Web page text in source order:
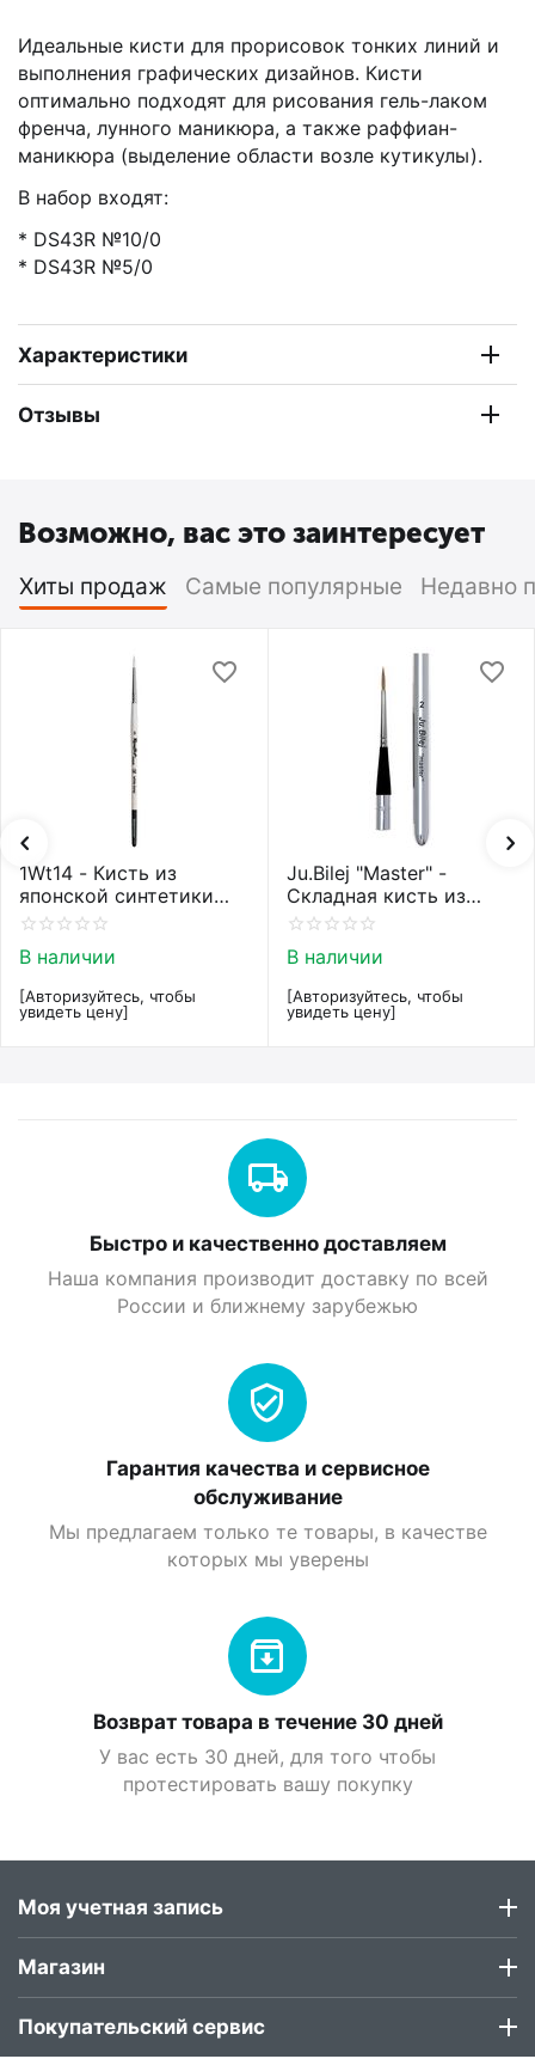
Идеальные кисти для прорисовок тонких линий и
выполнения графических дизайнов. Кисти
оптимально подходят для рисования гель-лаком
френча, лунного маникюра, а также раффиан-
маникюра (выделение области возле кутикулы).
В набор входят:
* DS43R №10/0
* DS43R №5/0
Характеристики
Отзывы
Возможно, вас это заинтересует
Хиты продаж Самые популярные Недавно
1Wt14 - Кисть из
японской синтетики
Roubloff restyle White
В наличии
[Авторизуйтесь, чтобы
увидеть цену]
Ju.Bilej "Master" -
Складная кисть из
колонка от Юлии Билей
В наличии
[Авторизуйтесь, чтобы
увидеть цену]
Быстро и качественно доставляем
Наша компания производит доставку по всей
России и ближнему зарубежью
Гарантия качества и сервисное
обслуживание
Мы предлагаем только те товары, в качестве
которых мы уверены
Возврат товара в течение 30 дней
У вас есть 30 дней, для того чтобы
протестировать вашу покупку
Моя учетная запись
Магазин
Покупательский сервис